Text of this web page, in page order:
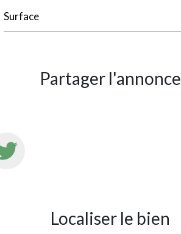
Surface
Partager l'annonce
Localiser le bien